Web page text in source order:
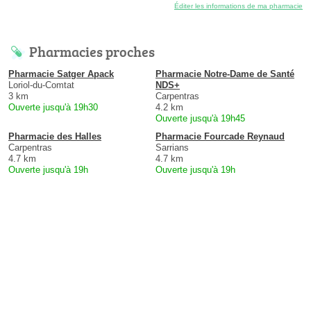
Éditer les informations de ma pharmacie
Pharmacies proches
Pharmacie Satger Apack
Loriol-du-Comtat
3 km
Ouverte jusqu'à 19h30
Pharmacie Notre-Dame de Santé
NDS+
Carpentras
4.2 km
Ouverte jusqu'à 19h45
Pharmacie des Halles
Carpentras
4.7 km
Ouverte jusqu'à 19h
Pharmacie Fourcade Reynaud
Sarrians
4.7 km
Ouverte jusqu'à 19h